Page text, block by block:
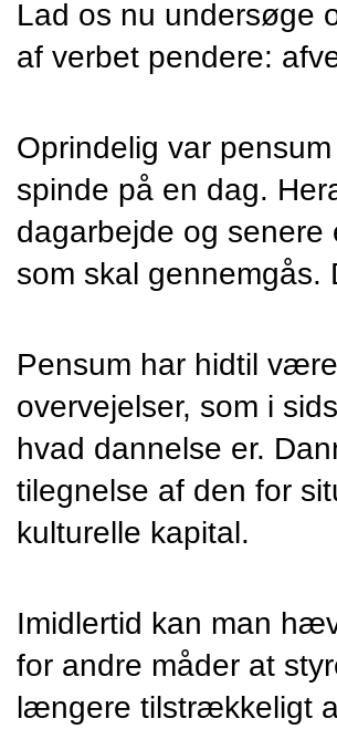
Lad os nu undersøge
af verbet pendere:
Oprindelig var
spinde på en dag.
dagarbejde og
som skal gennemgås.
Pensum har hidtil
overvejelser, som i
hvad dannelse er.
tilegnelse af den for
kulturelle kapital.
Imidlertid kan man
for andre måder at
længere tilstrækkeligt